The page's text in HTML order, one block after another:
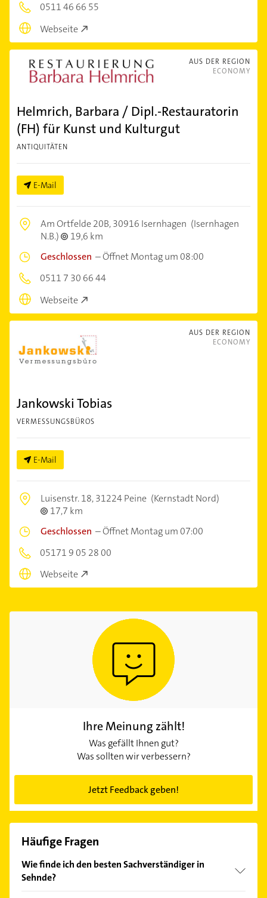
0511 46 66 55
Webseite
AUS DER REGION
ECONOMY
Helmrich, Barbara / Dipl.-Restauratorin
(FH) für Kunst und Kulturgut
ANTIQUITÄTEN
E-Mail
Am Ortfelde 20B,30916 Isernhagen (Isernhagen
N.B.)
19,6 km
Geschlossen –Öffnet Montag um 08:00
0511 7 30 66 44
Webseite
AUS DER REGION
ECONOMY
Jankowski Tobias
VERMESSUNGSBÜROS
E-Mail
Luisenstr. 18,31224 Peine (Kernstadt Nord)
17,7 km
Geschlossen –Öffnet Montag um 07:00
05171 9 05 28 00
Webseite
Ihre Meinung zählt!
Was gefällt Ihnen gut?
Was sollten wir verbessern?
Jetzt Feedback geben!
Häufige Fragen
Wie finde ich den besten Sachverständiger in
Sehnde?